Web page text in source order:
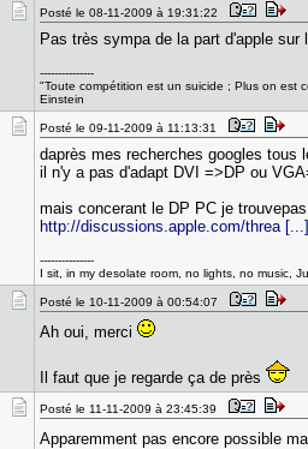
Posté le 08-11-2009 à 19:31:22
Pas très sympa de la part d'apple sur
---------------
"Toute compétition est un suicide ; Plus on est
Einstein
Posté le 09-11-2009 à 11:13:31
daprès mes recherches googles
il n'y a pas d'adapt DVI =>DP ou
mais concerant le DP PC je
http://discussions.apple.com/threa
---------------
I sit, in my desolate room, no lights, no music,
Posté le 10-11-2009 à 00:54:07
Ah oui, merci
Il faut que je regarde ça de près
Posté le 11-11-2009 à 23:45:39
Apparemment pas encore possible